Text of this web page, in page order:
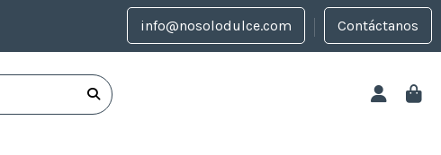
info@nosolodulce.com Contáctanos